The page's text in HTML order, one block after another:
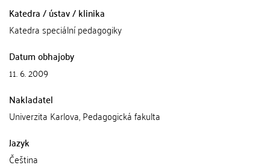
Katedra / ústav / klinika
Katedra speciální pedagogiky
Datum obhajoby
11. 6. 2009
Nakladatel
Univerzita Karlova, Pedagogická fakulta
Jazyk
Čeština